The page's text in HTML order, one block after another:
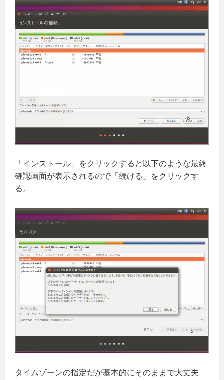
「インストール」をクリックすると以下のような最終
確認画面が表示されるので「続ける」をクリックす
る。
タイムゾーンの指定だが基本的にそのままで大丈夫